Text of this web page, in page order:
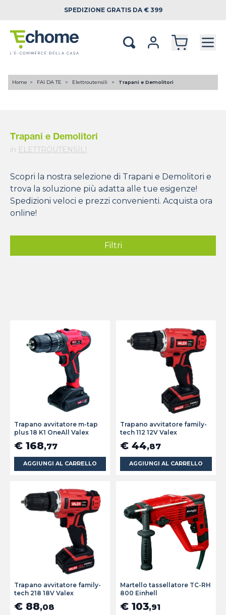
SPEDIZIONE GRATIS DA € 399
Home FAI DA TE Elettroutensili Trapani e Demolitori
Trapani e Demolitori
in ELETTROUTENSILI
Scopri la nostra selezione di Trapani e Demolitori e
trova la soluzione più adatta alle tue esigenze!
Spedizioni veloci e prezzi convenienti. Acquista ora
online!
Filtri
Trapano avvitatore m-tap
plus 18 K1 OneAll Valex
€ 168,77
AGGIUNGI AL CARRELLO
Trapano avvitatore family-
tech 112 12V Valex
€ 44,87
AGGIUNGI AL CARRELLO
Trapano avvitatore family-
tech 218 18V Valex
€ 88,08
Martello tassellatore TC-RH
800 Einhell
€ 103,91